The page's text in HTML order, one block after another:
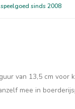
sinds 2008
van 13,5 cm voor
mee in